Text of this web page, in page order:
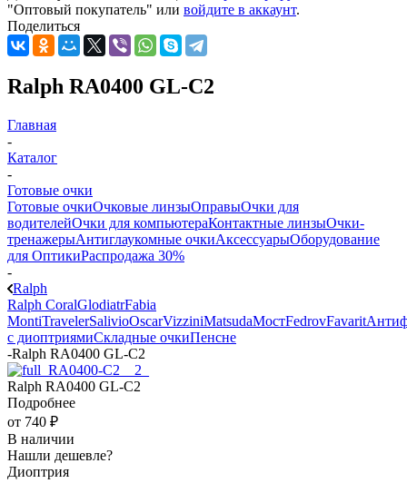
"Оптовый покупатель" или войдите в аккаунт.
Поделиться
Ralph RA0400 GL-C2
Главная
-
Каталог
-
Готовые очки
Готовые очкиОчковые линзыОправыОчки для
водителейОчки для компьютераКонтактные линзыОчки-
тренажерыАнтиглаукомные очкиАксессуарыОборудование
для ОптикиРаспродажа 30%
-
Ralph
Ralph CoralGlodiatrFabia
MontiTravelerSalivioOscarVizziniMatsudaМостFedrovFavarit
с диоптриямиСкладные очкиПенсне
-Ralph RA0400 GL-C2
Ralph RA0400 GL-C2
Подробнее
от 740 ₽
В наличии
Нашли дешевле?
Диоптрия